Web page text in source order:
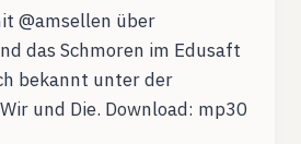
@amsellen über
das Schmoren im Edusaft
bekannt unter der
und Die. Download: mp30